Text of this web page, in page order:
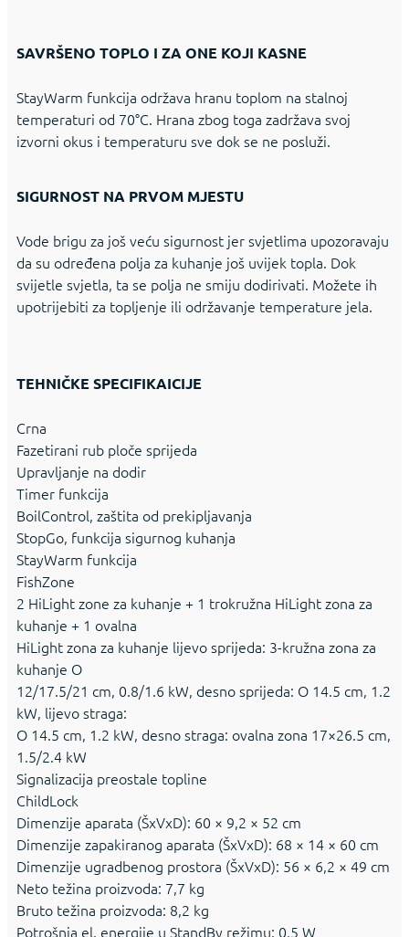
SAVRŠENO TOPLO I ZA ONE KOJI KASNE
StayWarm funkcija održava hranu toplom na stalnoj
temperaturi od 70°C. Hrana zbog toga zadržava svoj
izvorni okus i temperaturu sve dok se ne posluži.
SIGURNOST NA PRVOM MJESTU
Vode brigu za još veću sigurnost jer svjetlima upozoravaju
da su određena polja za kuhanje još uvijek topla. Dok
svijetle svjetla, ta se polja ne smiju dodirivati. Možete ih
upotrijebiti za topljenje ili održavanje temperature jela.
TEHNIČKE SPECIFIKAICIJE
Crna
Fazetirani rub ploče sprijeda
Upravljanje na dodir
Timer funkcija
BoilControl, zaštita od prekipljavanja
StopGo, funkcija sigurnog kuhanja
StayWarm funkcija
FishZone
2 HiLight zone za kuhanje + 1 trokružna HiLight zona za
kuhanje + 1 ovalna
HiLight zona za kuhanje lijevo sprijeda: 3-kružna zona za
kuhanje O
12/17.5/21 cm, 0.8/1.6 kW, desno sprijeda: O 14.5 cm, 1.2
kW, lijevo straga:
O 14.5 cm, 1.2 kW, desno straga: ovalna zona 17×26.5 cm,
1.5/2.4 kW
Signalizacija preostale topline
ChildLock
Dimenzije aparata (ŠxVxD): 60 × 9,2 × 52 cm
Dimenzije zapakiranog aparata (ŠxVxD): 68 × 14 × 60 cm
Dimenzije ugradbenog prostora (ŠxVxD): 56 × 6,2 × 49 cm
Neto težina proizvoda: 7,7 kg
Bruto težina proizvoda: 8,2 kg
Potrošnja el. energije u StandBy režimu: 0,5 W